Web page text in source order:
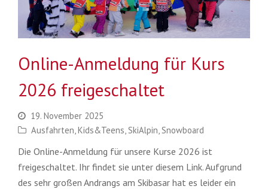
Online-Anmeldung für Kurs
2026 freigeschaltet
19. November 2025
Ausfahrten Kids&Teens SkiAlpin Snowboard
Die Online-Anmeldung für unsere Kurse 2026 ist
freigeschaltet. Ihr findet sie unter diesem Link. Aufgrund
des sehr großen Andrangs am Skibasar hat es leider ein